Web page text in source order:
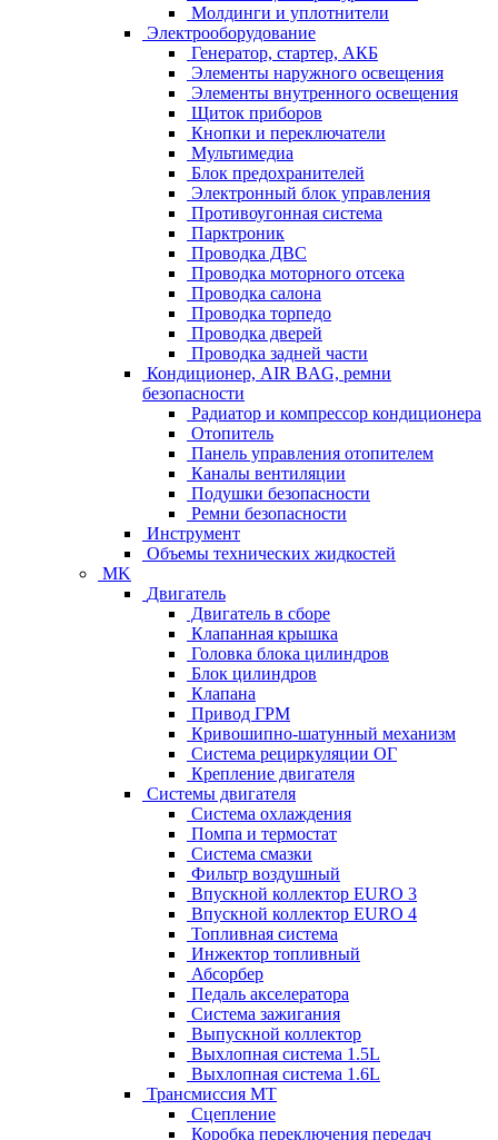
Молдинги и уплотнители
Электрооборудование
Генератор, стартер, АКБ
Элементы наружного освещения
Элементы внутренного освещения
Щиток приборов
Кнопки и переключатели
Мультимедиа
Блок предохранителей
Электронный блок управления
Противоугонная система
Парктроник
Проводка ДВС
Проводка моторного отсека
Проводка салона
Проводка торпедо
Проводка дверей
Проводка задней части
Кондиционер, AIR BAG, ремни
безопасности
Радиатор и компрессор кондиционера
Отопитель
Панель управления отопителем
Каналы вентиляции
Подушки безопасности
Ремни безопасности
Инструмент
Объемы технических жидкостей
MK
Двигатель
Двигатель в сборе
Клапанная крышка
Головка блока цилиндров
Блок цилиндров
Клапана
Привод ГРМ
Кривошипно-шатунный механизм
Система рециркуляции ОГ
Крепление двигателя
Системы двигателя
Система охлаждения
Помпа и термостат
Система смазки
Фильтр воздушный
Впускной коллектор EURO 3
Впускной коллектор EURO 4
Топливная система
Инжектор топливный
Абсорбер
Педаль акселератора
Система зажигания
Выпускной коллектор
Выхлопная система 1.5L
Выхлопная система 1.6L
Трансмиссия МТ
Сцепление
Коробка переключения передач